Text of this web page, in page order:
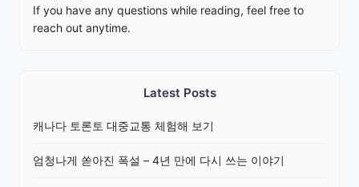
If you have any questions while reading, feel free to
reach out anytime.
Latest Posts
캐나다 토론토 대중교통 체험해 보기
엄청나게 쏟아진 폭설 – 4년 만에 다시 쓰는 이야기